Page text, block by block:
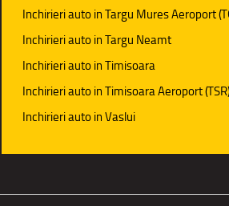
Inchirieri auto in Targu Mures Aeroport
Inchirieri auto in Targu Neamt
Inchirieri auto in Timisoara
Inchirieri auto in Timisoara Aeroport
Inchirieri auto in Vaslui